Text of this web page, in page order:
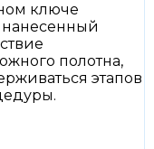
ключе
нанесенный
полотна,
этапов